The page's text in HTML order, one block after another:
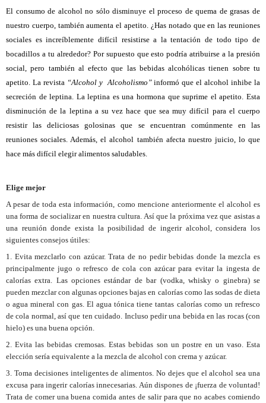
El consumo de alcohol no sólo disminuye el proceso de quema de grasas de
nuestro cuerpo, también aumenta el apetito. ¿Has notado que en las reuniones
sociales es increíblemente difícil resistirse a la tentación de todo tipo de
bocadillos a tu alrededor? Por supuesto que esto podría atribuirse a la presión
social, pero también al efecto que las bebidas alcohólicas tienen sobre tu
apetito. La revista “Alcohol y Alcoholismo”informó que el alcohol inhibe la
secreción de leptina. La leptina es una hormona que suprime el apetito. Esta
disminución de la leptina a su vez hace que sea muy difícil para el cuerpo
resistir las deliciosas golosinas que se encuentran comúnmente en las
reuniones sociales. Además, el alcohol también afecta nuestro juicio, lo que
hace más difícil elegir alimentos saludables.
Elige mejor
A pesar de toda esta información, como mencione anteriormente el alcohol es
una forma de socializar en nuestra cultura. Así que la próxima vez que asistas a
una reunión donde exista la posibilidad de ingerir alcohol, considera los
siguientes consejos útiles:
1. Evita mezclarlo con azúcar. Trata de no pedir bebidas donde la mezcla es
principalmente jugo o refresco de cola con azúcar para evitar la ingesta de
calorías extra. Las opciones estándar de bar (vodka, whisky o ginebra) se
pueden mezclar con algunas opciones bajas en calorías como las sodas de dieta
o agua mineral con gas. El agua tónica tiene tantas calorías como un refresco
de cola normal, así que ten cuidado. Incluso pedir una bebida en las rocas (con
hielo) es una buena opción.
2. Evita las bebidas cremosas. Estas bebidas son un postre en un vaso. Esta
elección sería equivalente a la mezcla de alcohol con crema y azúcar.
3. Toma decisiones inteligentes de alimentos. No dejes que el alcohol sea una
excusa para ingerir calorías innecesarias. Aún dispones de ¡fuerza de voluntad!
Trata de comer una buena comida antes de salir para que no acabes comiendo